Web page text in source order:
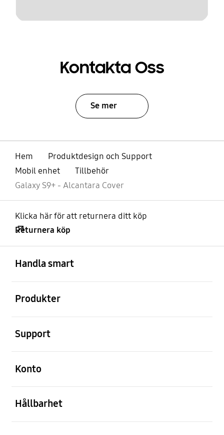
Kontakta Oss
Se mer
Hem
Produktdesign och Support
Mobil enhet
Tillbehör
Galaxy S9+ - Alcantara Cover
Klicka här för att returnera ditt köp
Returnera köp
Handla smart
Produkter
Support
Konto
Hållbarhet